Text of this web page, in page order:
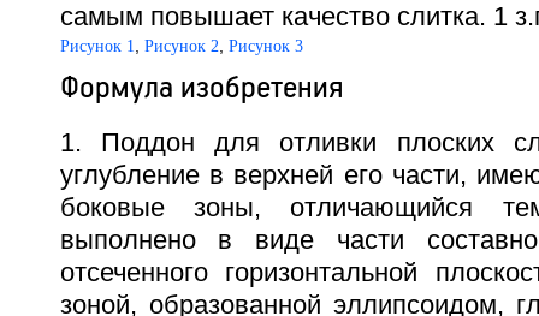
самым повышает качество слитка. 1
Рисунок 1 Рисунок 2 Рисунок 3
Формула изобретения
1. Поддон для отливки плоских
углубление в верхней его части,
боковые зоны, отличающийся
выполнено в виде части
отсеченного горизонтальной
зоной, образованной эллипсоидом,